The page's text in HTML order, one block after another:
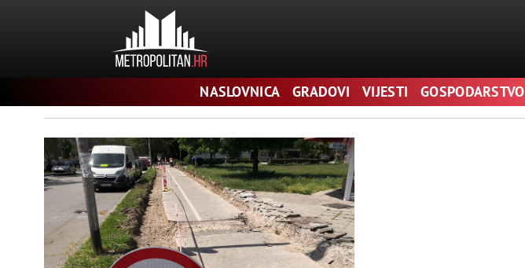
Pretraga
NASLOVNICA GRADOVI VIJESTI GOSPODARSTVO